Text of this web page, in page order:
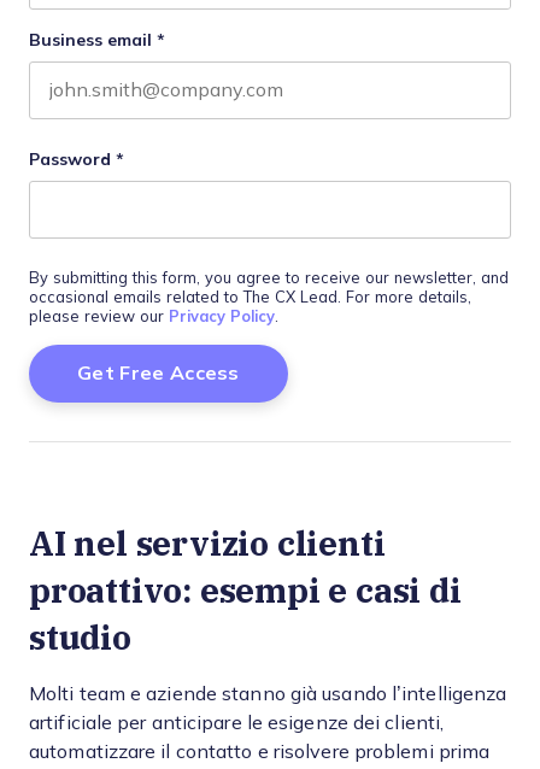
Business email *
Password *
By submitting this form, you agree to receive our newsletter, and
occasional emails related to The CX Lead. For more details,
please review our Privacy Policy.
AI nel servizio clienti
proattivo: esempi e casi di
studio
Molti team e aziende stanno già usando l’intelligenza
artificiale per anticipare le esigenze dei clienti,
automatizzare il contatto e risolvere problemi prima